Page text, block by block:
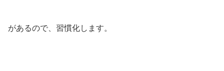
があるので、習慣化します。